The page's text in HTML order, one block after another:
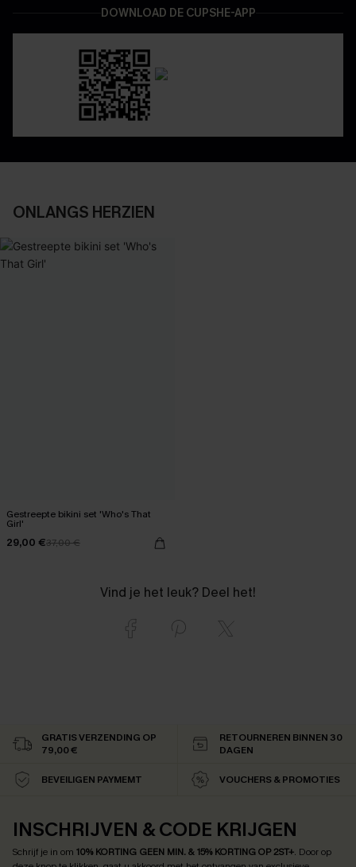
DOWNLOAD DE CUPSHE-APP
ONLANGS HERZIEN
Gestreepte bikini set 'Who's That
Girl'
29,00 €37,00 €
Vind je het leuk? Deel het!
GRATIS VERZENDING OP
79,00 €
RETOURNEREN BINNEN 30
DAGEN
BEVEILIGEN PAYMEMT VOUCHERS & PROMOTIES
INSCHRIJVEN & CODE KRIJGEN
Schrijf je in om 10% KORTING GEEN MIN. & 15% KORTING OP 2ST+. Door op